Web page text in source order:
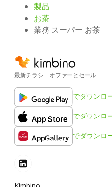
製品
お茶
業務 スーパー お茶
最新チラシ、オファーとセール
でダウンロ
でダウンロ
でダウンロ